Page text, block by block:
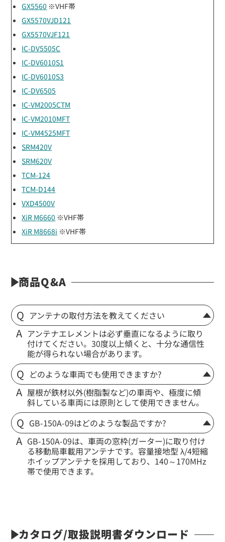
GX5560 ※VHF帯
GX5570VJD121
GX5570VJF121
IC-DV5505C
IC-DV6010S1
IC-DV6010S3
IC-DV6505
IC-VM2005CTM
IC-VM2010MFT
IC-VM4525MFT
SRM420V
SRM620V
TCM-124
TCM-D144
VXD4500V
XiR M6660 ※VHF帯
XiR M8668i ※VHF帯
商品Q&A
アンテナの取付方法を教えてください
アンテナエレメントは必ず垂直になるように取り
付けてください。30度以上傾くと、十分な通信性
能が得られない場合があります。
どのような車両でも使用できますか?
屋根が鉄材以外(樹脂製など)の車両や、極度に傾
斜している車両には原則として使用できません。
GB-150A-09はどのような製品ですか?
GB-150A-09は、車両の窓枠(ガーター)に取り付け
る移動局車載用アンテナです。容量接地型 λ/4短縮
ホイップアンテナを採用しており、140～170MHz
帯で使用できます。
カタログ/取扱説明書ダウンロード